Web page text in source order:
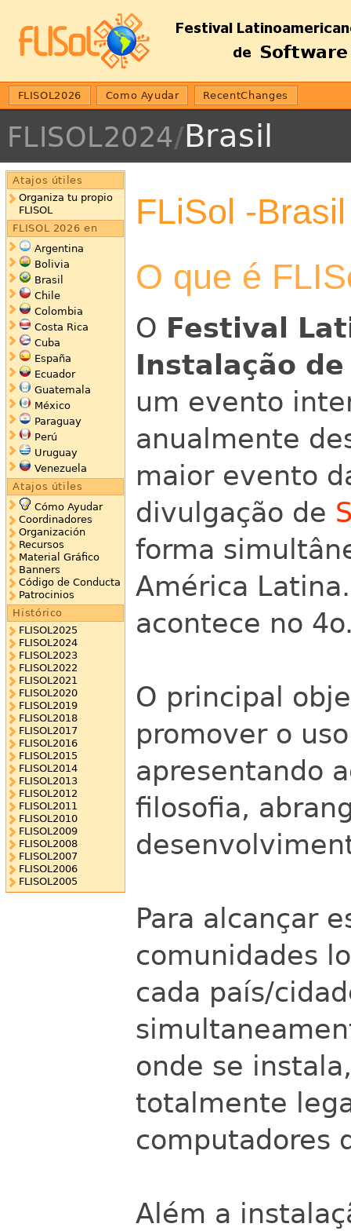
FLISOL2026 Como Ayudar RecentChanges
FLISOL2024/Brasil
Atajos útiles
Organiza tu propio
FLISOL
FLISOL 2026 en
Argentina
Bolivia
Brasil
Chile
Colombia
Costa Rica
Cuba
España
Ecuador
Guatemala
México
Paraguay
Perú
Uruguay
Venezuela
Atajos útiles
Cómo Ayudar
Coordinadores
Organización
Recursos
Material Gráfico
Banners
Código de Conducta
Patrocinios
Histórico
FLISOL2025
FLISOL2024
FLISOL2023
FLISOL2022
FLISOL2021
FLISOL2020
FLISOL2019
FLISOL2018
FLISOL2017
FLISOL2016
FLISOL2015
FLISOL2014
FLISOL2013
FLISOL2012
FLISOL2011
FLISOL2010
FLISOL2009
FLISOL2008
FLISOL2007
FLISOL2006
FLISOL2005
FLiSol -Brasil
O que é
O Festival
Instalação
um evento
anualmente
maior evento
divulgação de
forma
América
acontece no
O principal
promover o
apresentando
filosofia,
Para alcançar
comunidades
cada país/
onde se
totalmente
computadores
Além a